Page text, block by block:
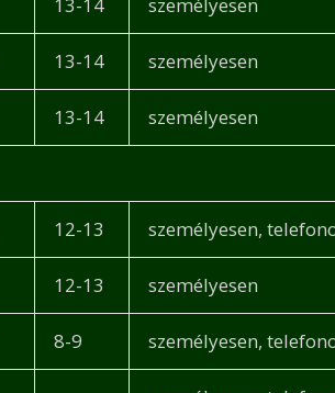
13-14 személyesen
13-14 személyesen
13-14 személyesen
12-13 személyesen,
12-13 személyesen
8-9 személyesen,